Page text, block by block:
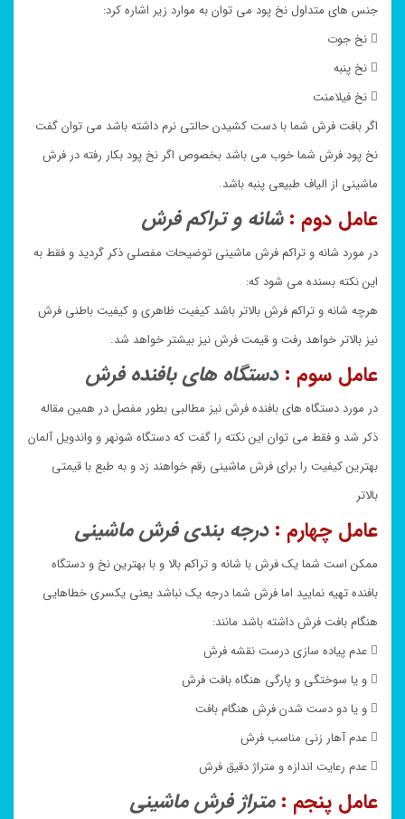
جنس های متداول نخ پود می توان به موارد زیر اشاره کرد:
 نخ جوت
 نخ پنبه
 نخ فیلامنت
اگر بافت فرش شما با دست کشیدن حالتی نرم داشته باشد می توان گفت
نخ پود فرش شما خوب می باشد بخصوص اگر نخ پود بکار رفته در فرش
ماشینی از الیاف طبیعی پنبه باشد.
عامل دوم : شانه و تراکم فرش
در مورد شانه و تراکم فرش ماشینی توضیحات مفصلی ذکر گردید و فقط به
این نکته بسنده می شود که:
هرچه شانه و تراکم فرش بالاتر باشد کیفیت ظاهری و کیفیت باطنی فرش
نیز بالاتر خواهد رفت و قیمت فرش نیز بیشتر خواهد شد.
عامل سوم : دستگاه های بافنده فرش
در مورد دستگاه های بافنده فرش نیز مطالبی بطور مفصل در همین مقاله
ذکر شد و فقط می توان این نکته را گفت که دستگاه شونهر و واندویل آلمان
بهترین کیفیت را برای فرش ماشینی رقم خواهند زد و به طبع با قیمتی
بالاتر
عامل چهارم : درجه بندی فرش ماشینی
ممکن است شما یک فرش با شانه و تراکم بالا و با بهترین نخ و دستگاه
بافنده تهیه نمایید اما فرش شما درجه یک نباشد یعنی یکسری خطاهایی
هنگام بافت فرش داشته باشد مانند:
 عدم پیاده سازی درست نقشه فرش
 و یا سوختگی و پارگی هنگاه بافت فرش
 و یا دو دست شدن فرش هنگام بافت
 عدم آهار زنی مناسب فرش
 عدم رعایت اندازه و متراژ دقیق فرش
عامل پنجم : متراژ فرش ماشینی